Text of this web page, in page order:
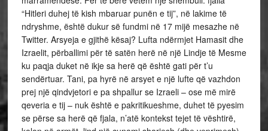
“Hitleri duhej të kish mbaruar punën e tij”, në lakime të
ndryshme, është dukur së fundmi në 17 mijë mesazhe në
Twitter. Arsyeja e gjithë kësaj? Lufta ndërmjet Hamasit dhe
Izraelit, përballimi për të satën herë në një Lindje të Mesme
ku paqja duket në ikje sa herë që është gati për t’u
sendërtuar. Tani, pa hyrë në arsyet e një lufte që vazhdon
prej një qindvjetori e pa shpallur se Izraeli – ose më mirë
qeveria e tij – nuk është e pakritikueshme, duhet të pyesim
se përse sa herë që fjala, n’atë kontekst tejet të vështirë,